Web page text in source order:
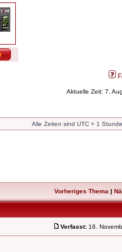
Aktuelle Zeit: 7.
Alle Zeiten sind UTC + 1
Vorheriges Thema |
Verfasst: 16.